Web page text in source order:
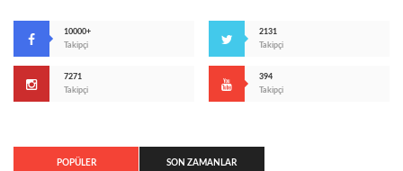
10000+
Takipçi
2131
Takipçi
7271
Takipçi
394
Takipçi
POPÜLER SON ZAMANLAR